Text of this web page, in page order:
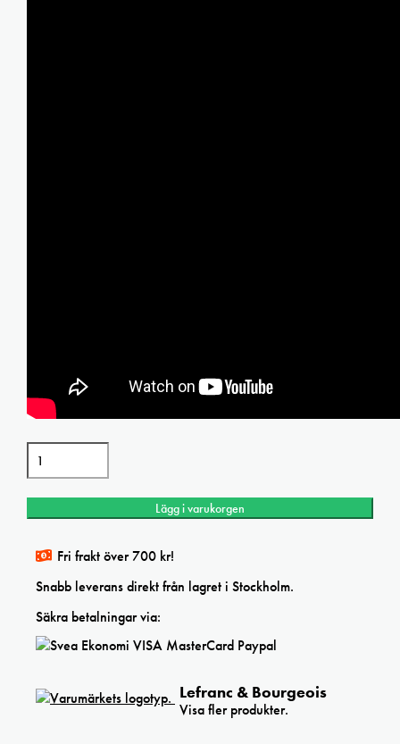
Flashe
Vinylfärgset
Discovery
6x20ml+fernissa
mängd
Lägg i varukorgen
Fri frakt över 700 kr!
Snabb leverans direkt från lagret i Stockholm.
Säkra betalningar via:
Lefranc & Bourgeois
Visa fler produkter.